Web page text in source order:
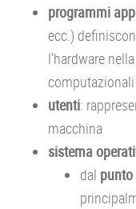
programmi
ecc.)
l’hardware
utenti:
macchina
sistema
dal punto